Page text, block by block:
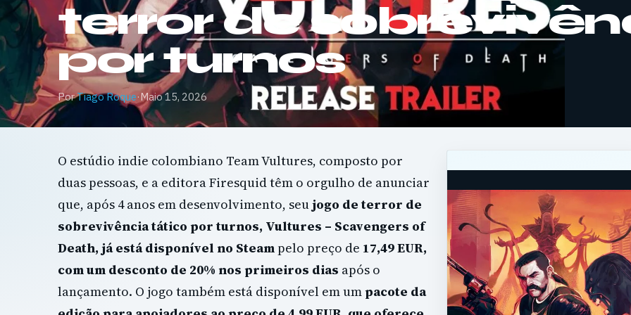
terror de
por turnos
PorTiago Roque· Maio 15, 2026
O estúdio indie colombiano Team Vultures, composto por
duas pessoas, e a editora Firesquid têm o orgulho de anunciar
que, após 4 anos em desenvolvimento, seujogo de terror de
sobrevivência tático por turnos, Vultures – Scavengers of
Death, já está disponível no Steampelo preço de 17,49 EUR,
com um desconto de 20% nos primeiros dias após o
lançamento. O jogo também está disponível em umpacote da